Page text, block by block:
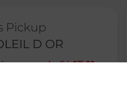
Pickup
D OR
-ouvre vendredi à 07h30